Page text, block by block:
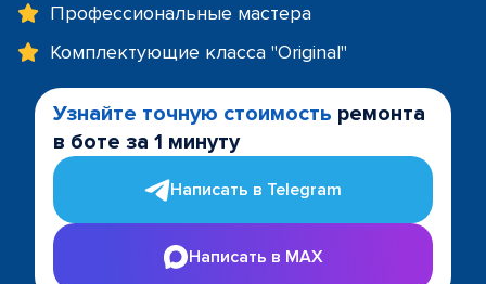
Профессиональные мастера
Комплектующие класса "Original"
Узнайте точную стоимость ремонта
в боте за 1 минуту
Написать в Telegram
Написать в MAX